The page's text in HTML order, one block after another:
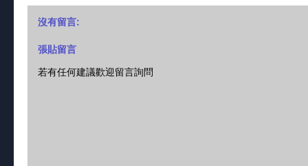
沒有留言:
張貼留言
若有任何建議歡迎留言詢問